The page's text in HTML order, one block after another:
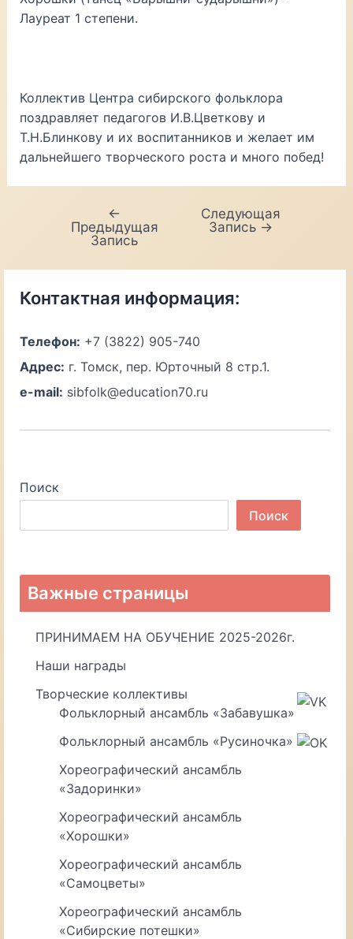
Лауреат 1 степени.
Коллектив Центра сибирского фольклора
поздравляет педагогов И.В.Цветкову и
Т.Н.Блинкову и их воспитанников и желает им
дальнейшего творческого роста и много побед!
Навигация←
Предыдущая
Запись
Следующая
Запись →
Контактная информация:
Телефон: +7 (3822) 905-740
Адрес: г. Томск, пер. Юрточный 8 стр.1.
e-mail: sibfolk@education70.ru
Поиск
Поиск
Важные страницы
ПРИНИМАЕМ НА ОБУЧЕНИЕ 2025-2026г.
Наши награды
Творческие коллективы
Фольклорный ансамбль «Забавушка»
Фольклорный ансамбль «Русиночка»
Хореографический ансамбль
«Задоринки»
Хореографический ансамбль
«Хорошки»
Хореографический ансамбль
«Самоцветы»
Хореографический ансамбль
«Сибирские потешки»